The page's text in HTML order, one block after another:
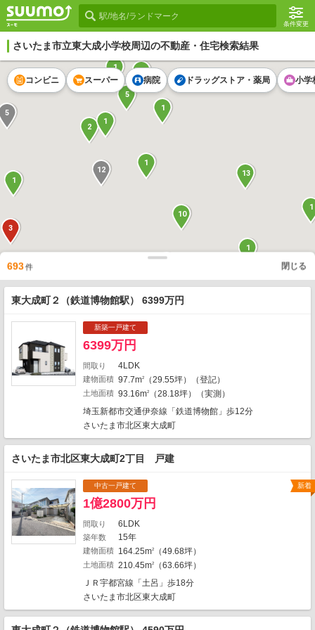
条件変更
さいたま市立東大成小学校周辺の不動産・住宅検索結果
14
1
2
5
2
10
1
2
2
1
1
1
13
1
1
3
3
1
2
5
3
2
1
1
2
1
1
1
1
1
2
2
12
コンビニ スーパー 病院 ドラッグストア・薬局 小学
693件 閉じる
東大成町２（鉄道博物館駅） 6399万円
新築一戸建て
6399万円
間取り 4LDK
建物面積 97.7m2 （29.55坪）（登記）
土地面積 93.16m2
（28.18坪）（実測）
埼玉新都市交通伊奈線「鉄道博物館」歩12分
さいたま市北区東大成町
さいたま市北区東大成町2丁目 戸建
新着
中古一戸建て
1億2800万円
間取り 6LDK
築年数 15年
建物面積 164.25m2 （49.68坪）
土地面積 210.45m2
（63.66坪）
ＪＲ宇都宮線「土呂」歩18分
さいたま市北区東大成町